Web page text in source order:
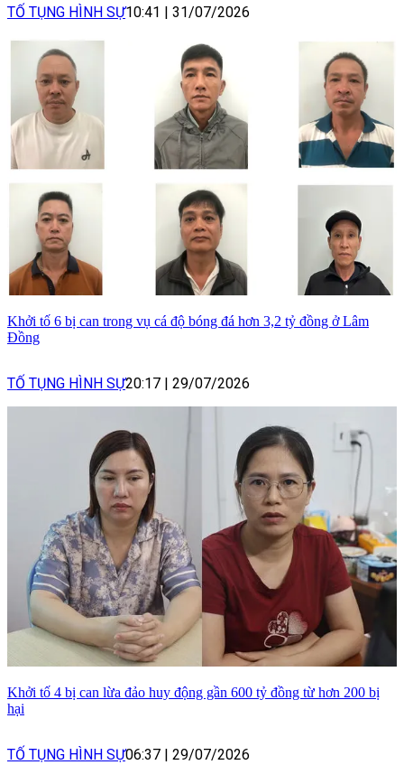
TỐ TỤNG HÌNH SỰ10:41 31/07/2026
Khởi tố 6 bị can trong vụ cá độ bóng đá hơn 3,2 tỷ đồng ở Lâm
Đồng
TỐ TỤNG HÌNH SỰ20:17 29/07/2026
Khởi tố 4 bị can lừa đảo huy động gần 600 tỷ đồng từ hơn 200 bị
hại
TỐ TỤNG HÌNH SỰ06:37 29/07/2026